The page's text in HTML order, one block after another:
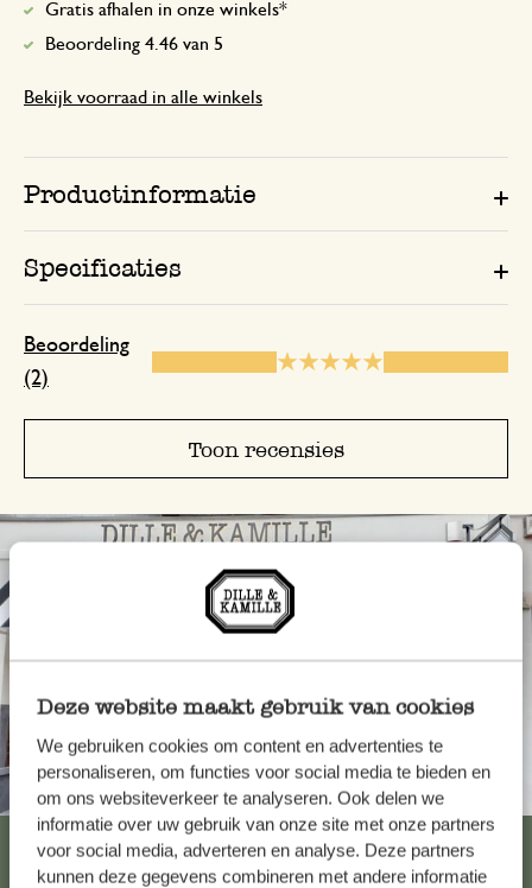
Deze website maakt gebruik van cookies
We gebruiken cookies om content en advertenties te
personaliseren, om functies voor social media te bieden en
om ons websiteverkeer te analyseren. Ook delen we
informatie over uw gebruik van onze site met onze partners
voor social media, adverteren en analyse. Deze partners
kunnen deze gegevens combineren met andere informatie
Gratis afhalen in onze winkels*
Beoordeling 4.46 van 5
Bekijk voorraad in alle winkels
Productinformatie
Specificaties
Beoordeling
(2)
Toon recensies
Altijd in de buurt
Bekijk alle 62 winkels